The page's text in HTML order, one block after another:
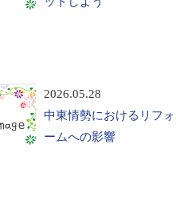
2026.05.28
中東情勢におけるリフォ
ームへの影響